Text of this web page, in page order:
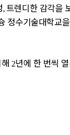
,트렌디한 감각을
정수기술대학교
2년에 한 번씩